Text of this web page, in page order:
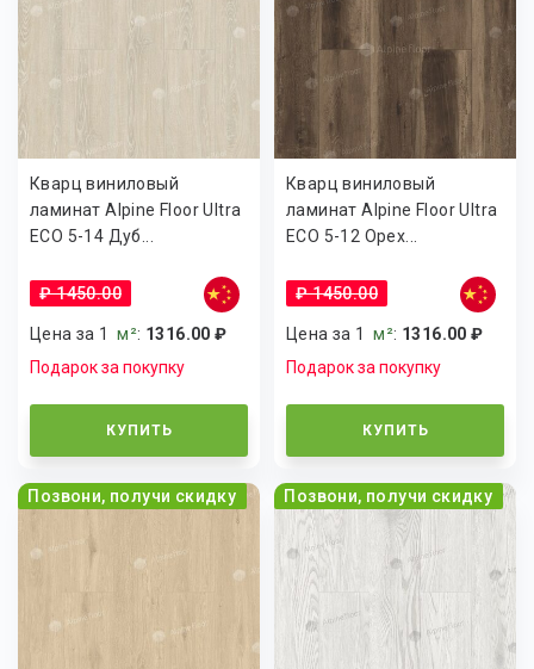
Кварц виниловый
ламинат Alpine Floor Ultra
ECO 5-14 Дуб...
₽ 1450.00
Цена за 1м²: 1316.00 ₽
Подарок за покупку
КУПИТЬ
Кварц виниловый
ламинат Alpine Floor Ultra
ECO 5-12 Орех...
₽ 1450.00
Цена за 1м²: 1316.00 ₽
Подарок за покупку
КУПИТЬ
Позвони, получи скидку Позвони, получи скидку